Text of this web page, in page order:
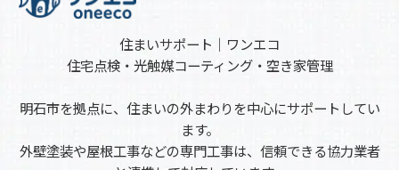
住まいサポート｜ワンエコ
住宅点検・光触媒コーティング・空き家管理
明石市を拠点に、住まいの外まわりを中心にサポートしてい
ます。
外壁塗装や屋根工事などの専門工事は、信頼できる協力業者